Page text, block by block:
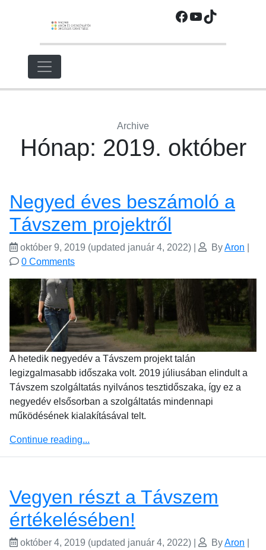
Facebook
YouTube
TikTok
Archive
Hónap: 2019. október
Negyed éves beszámoló a
Távszem projektről
október 9, 2019 (updated január 4, 2022) ByAron
0 Comments
A hetedik negyedév a Távszem projekt talán
legizgalmasabb időszaka volt. 2019 júliusában elindult a
Távszem szolgáltatás nyilvános tesztidőszaka, így ez a
negyedév elsősorban a szolgáltatás mindennapi
működésének kialakításával telt.
Continue reading...
Vegyen részt a Távszem
értékelésében!
október 4, 2019 (updated január 4, 2022) ByAron